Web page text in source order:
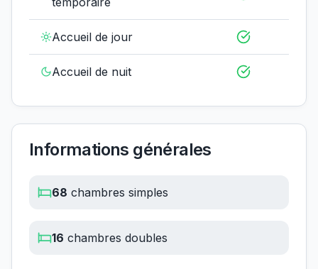
Accueil de jour
Accueil de nuit
Informations générales
68 chambres simples
16 chambres doubles